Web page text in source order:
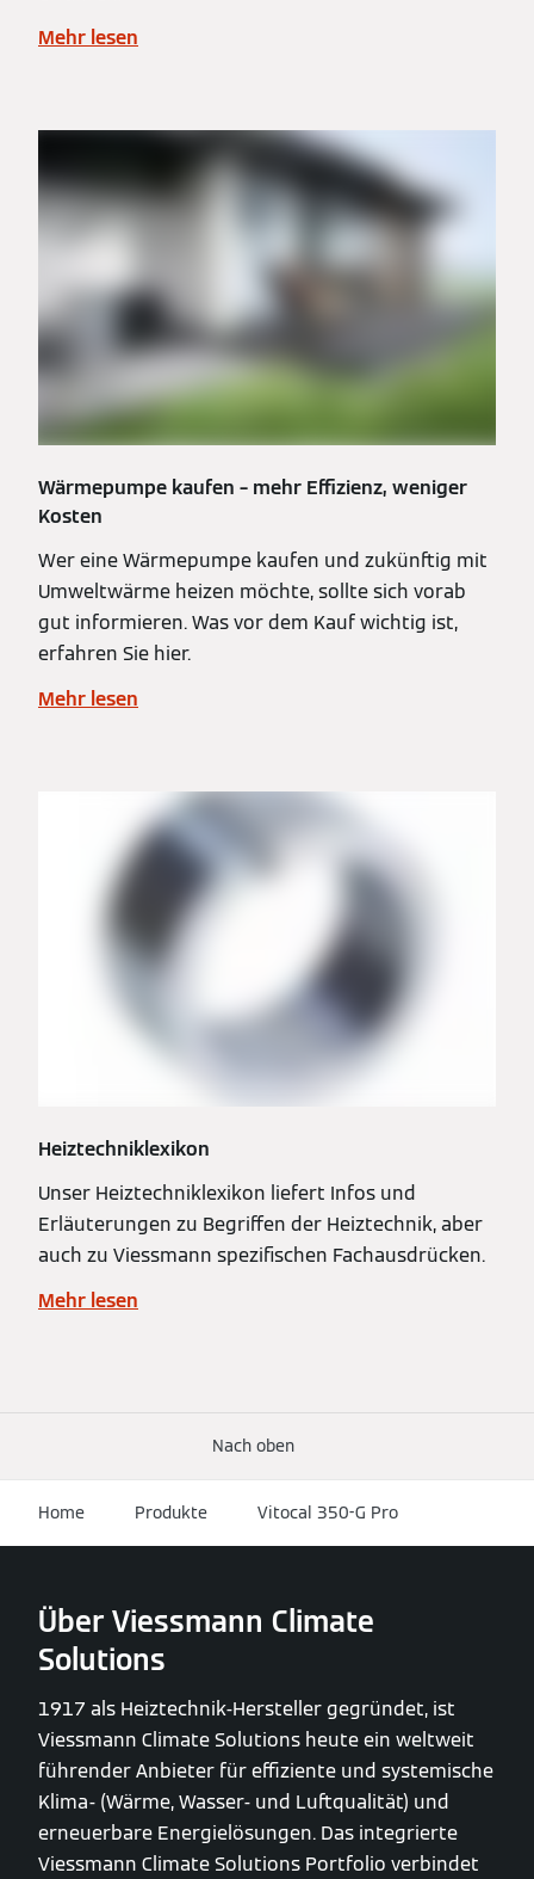
Mehr lesen
Wärmepumpe kaufen – mehr Effizienz, weniger
Kosten
Wer eine Wärmepumpe kaufen und zukünftig mit
Umweltwärme heizen möchte, sollte sich vorab
gut informieren. Was vor dem Kauf wichtig ist,
erfahren Sie hier.
Mehr lesen
Heiztechniklexikon
Unser Heiztechniklexikon liefert Infos und
Erläuterungen zu Begriffen der Heiztechnik, aber
auch zu Viessmann spezifischen Fachausdrücken.
Mehr lesen
Nach oben
Home Produkte Vitocal 350-G Pro
Über Viessmann Climate
Solutions
1917 als Heiztechnik-Hersteller gegründet, ist
Viessmann Climate Solutions heute ein weltweit
führender Anbieter für effiziente und systemische
Klima- (Wärme, Wasser- und Luftqualität) und
erneuerbare Energielösungen. Das integrierte
Viessmann Climate Solutions Portfolio verbindet